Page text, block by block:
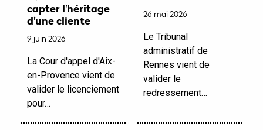
capter l'héritage
d'une cliente
9 juin 2026
La Cour d'appel d'Aix-
en-Provence vient de
valider le licenciement
pour…
26 mai 2026
Le Tribunal
administratif de
Rennes vient de
valider le
redressement…